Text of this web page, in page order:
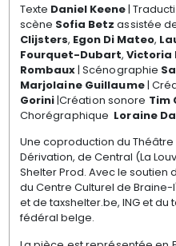
Texte Daniel Keene|
scène Sofia Betz assistée
Clijsters, Egon Di Mateo,
Fourquet-Dubart, Victoria
Rombaux| Scénographie
Marjolaine Guillaume|
Gorini|Création sonore Tim
Chorégraphique Loraine
Une coproduction du
Dérivation, de Central (La
Shelter Prod. Avec le soutien
du Centre Culturel de
et de taxshelter.be, ING et
fédéral belge.